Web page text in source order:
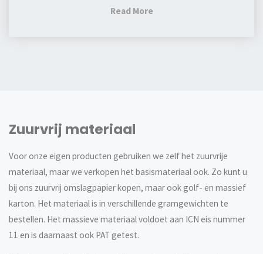
Read More"Nieuwe
Zuurvrij materiaal
Voor onze eigen producten gebruiken we zelf het zuurvrije
materiaal, maar we verkopen het basismateriaal ook. Zo kunt u
bij ons zuurvrij omslagpapier kopen, maar ook golf- en massief
karton. Het materiaal is in verschillende gramgewichten te
bestellen. Het massieve materiaal voldoet aan ICN eis nummer
11 en is daarnaast ook PAT getest.